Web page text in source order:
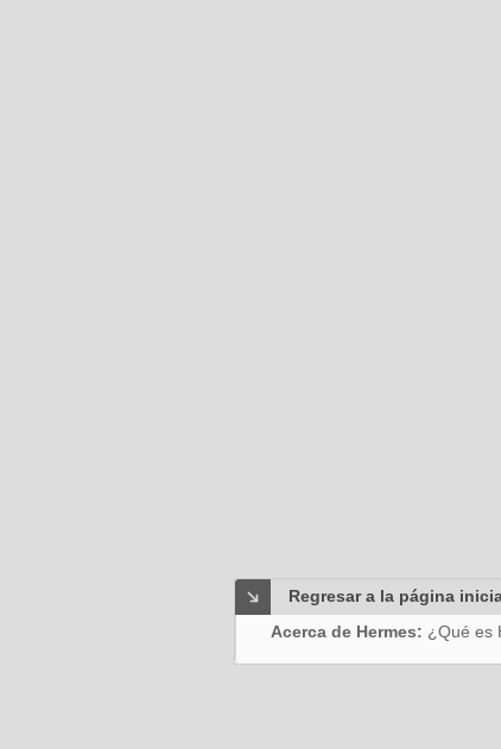
Regresar a la página
Acerca de Hermes: ¿Qué es